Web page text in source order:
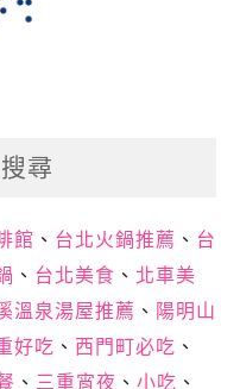
尋
館 、 台北火鍋推薦 、 台
、 台北美食 、 北車美
溫泉湯屋推薦 、 陽明山
好吃 、 西門町必吃 、
、 三重宵夜 、 小吃 、